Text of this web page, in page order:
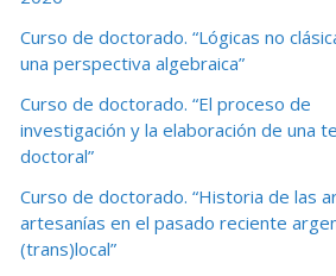
Curso de doctorado. “Lógicas no
una perspectiva algebraica”
Curso de doctorado. “El proceso de
investigación y la elaboración de una
doctoral”
Curso de doctorado. “Historia de las
artesanías en el pasado reciente
(trans)local”